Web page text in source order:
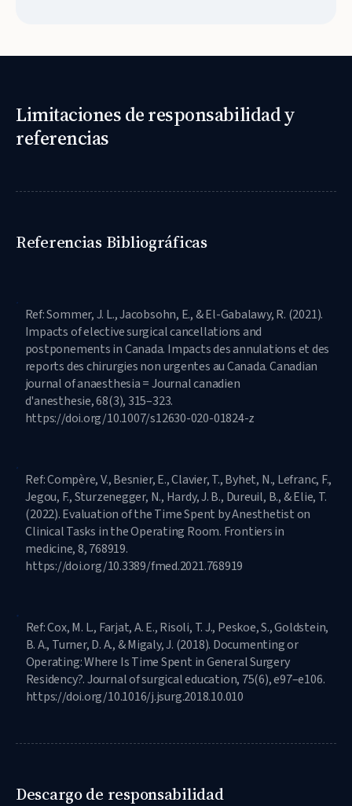
Limitaciones de responsabilidad y
referencias
Referencias Bibliográficas
Ref: Sommer, J. L., Jacobsohn, E., & El-Gabalawy, R. (2021).
Impacts of elective surgical cancellations and
postponements in Canada. Impacts des annulations et des
reports des chirurgies non urgentes au Canada. Canadian
journal of anaesthesia = Journal canadien
d'anesthesie, 68(3), 315–323.
https://doi.org/10.1007/s12630-020-01824-z
Ref: Compère, V., Besnier, E., Clavier, T., Byhet, N., Lefranc, F.,
Jegou, F., Sturzenegger, N., Hardy, J. B., Dureuil, B., & Elie, T.
(2022). Evaluation of the Time Spent by Anesthetist on
Clinical Tasks in the Operating Room. Frontiers in
medicine, 8, 768919.
https://doi.org/10.3389/fmed.2021.768919
Ref: Cox, M. L., Farjat, A. E., Risoli, T. J., Peskoe, S., Goldstein,
B. A., Turner, D. A., & Migaly, J. (2018). Documenting or
Operating: Where Is Time Spent in General Surgery
Residency?. Journal of surgical education, 75(6), e97–e106.
https://doi.org/10.1016/j.jsurg.2018.10.010
Descargo de responsabilidad